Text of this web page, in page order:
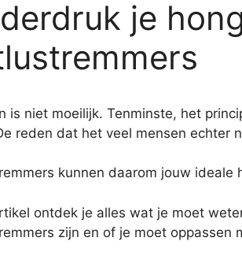
je
is niet moeilijk. Tenminste, het
reden dat het veel mensen echter
kunnen daarom jouw ideale
ontdek je alles wat je moet
zijn en of je moet oppassen